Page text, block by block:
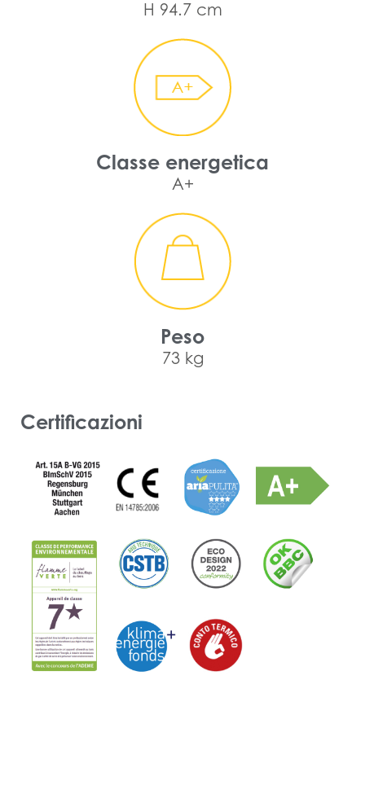
H 94.7 cm
Classe energetica
A+
Peso
73 kg
Certificazioni